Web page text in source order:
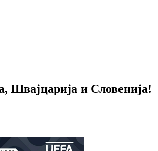
Швајцарија и Словенија!